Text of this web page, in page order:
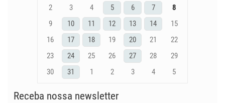
2
3 4 5 6 7
8
9
10 11 12 13 14
15
16
17 18 19 20 21
22
23
24 25 26 27 28
29
30
31 1 2 3 4 5
Receba nossa newsletter